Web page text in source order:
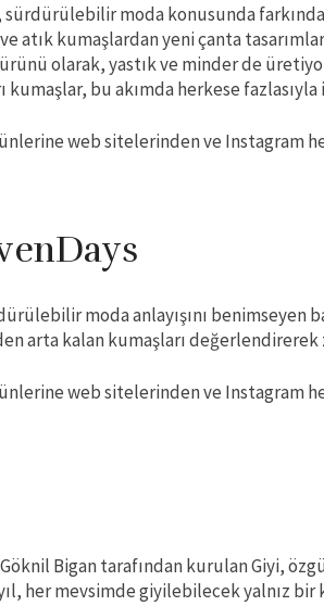
sürdürülebilir moda konusunda
atık kumaşlardan yeni çanta
olarak, yastık ve minder de
kumaşlar, bu akımda herkese fazlasıyla
web sitelerinden ve Instagram
moda anlayışını benimseyen
arta kalan kumaşları değerlendirerek
web sitelerinden ve Instagram
Göknil Bigan tarafından kurulan Giyi,
yıl, her mevsimde giyilebilecek yalnız